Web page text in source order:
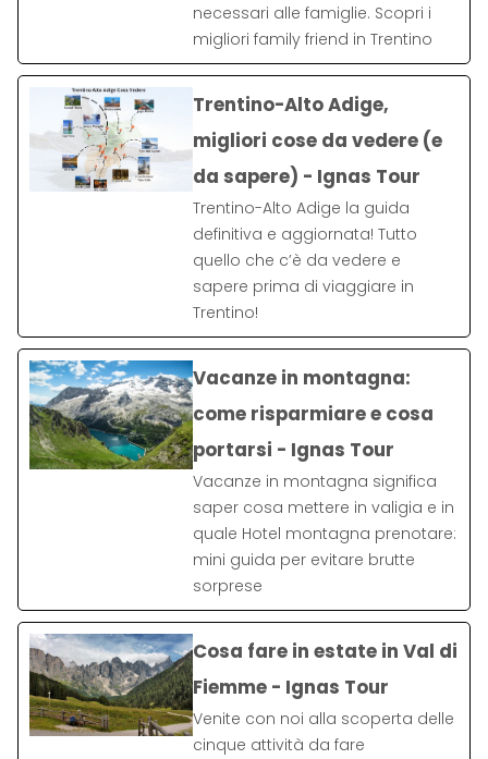
necessari alle famiglie. Scopri i
migliori family friend in Trentino
Trentino-Alto Adige,
migliori cose da vedere (e
da sapere) - Ignas Tour
Trentino-Alto Adige la guida
definitiva e aggiornata! Tutto
quello che c’è da vedere e
sapere prima di viaggiare in
Trentino!
Vacanze in montagna:
come risparmiare e cosa
portarsi - Ignas Tour
Vacanze in montagna significa
saper cosa mettere in valigia e in
quale Hotel montagna prenotare:
mini guida per evitare brutte
sorprese
Cosa fare in estate in Val di
Fiemme - Ignas Tour
Venite con noi alla scoperta delle
cinque attività da fare